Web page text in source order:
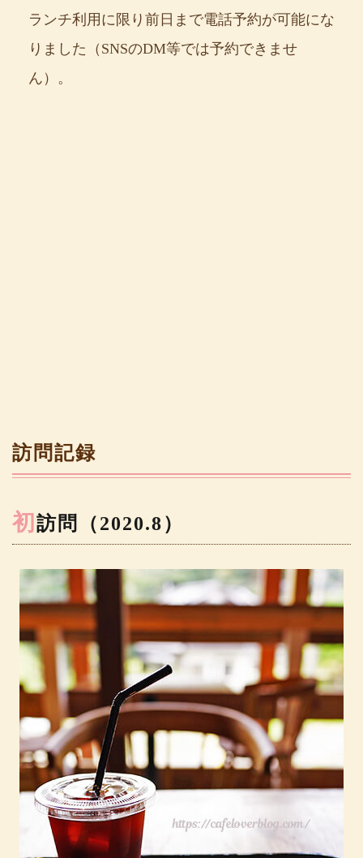
ランチ利用に限り前日まで電話予約が可能にな
りました（SNSのDM等では予約できませ
ん）。
訪問記録
初 訪問（2020.8）